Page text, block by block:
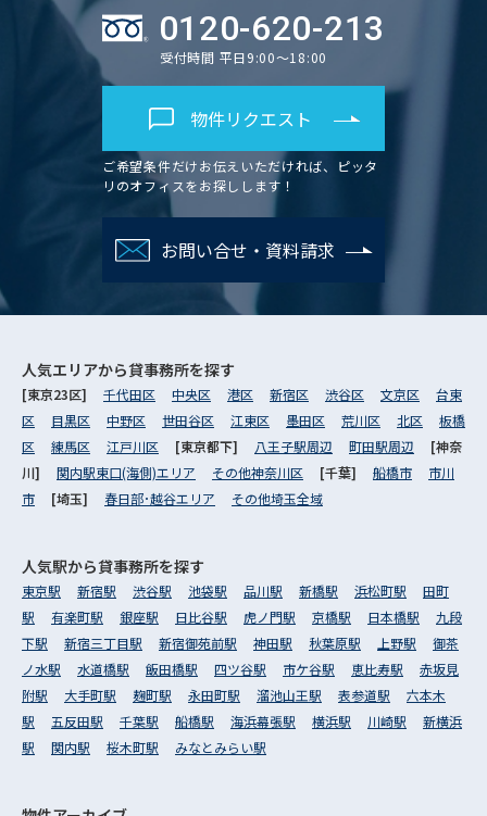
0120-620-213
受付時間 平日9:00～18:00
物件リクエスト
ご希望条件だけお伝えいただければ、ピッタ
リのオフィスをお探しします！
お問い合せ・資料請求
人気エリアから貸事務所を探す
[東京23区] 千代田区 中央区 港区 新宿区 渋谷区 文京区
台東
区
目黒区 中野区 世田谷区 江東区 墨田区 荒川区 北区
板橋
区
練馬区 江戸川区 [東京都下] 八王子駅周辺 町田駅周辺
[神奈
川] 関内駅東口(海側)エリア その他神奈川区 [千葉] 船橋市
市川
市
[埼玉] 春日部･越谷エリア その他埼玉全域
人気駅から貸事務所を探す
東京駅 新宿駅 渋谷駅 池袋駅 品川駅 新橋駅 浜松町駅
田町
駅
有楽町駅 銀座駅 日比谷駅 虎ノ門駅 京橋駅 日本橋駅
九段
下駅
新宿三丁目駅 新宿御苑前駅 神田駅 秋葉原駅 上野駅
御茶
ノ水駅
水道橋駅 飯田橋駅 四ツ谷駅 市ケ谷駅 恵比寿駅
赤坂見
附駅
大手町駅 麹町駅 永田町駅 溜池山王駅 表参道駅
六本木
駅
五反田駅 千葉駅 船橋駅 海浜幕張駅 横浜駅 川崎駅
新横浜
駅
関内駅 桜木町駅 みなとみらい駅